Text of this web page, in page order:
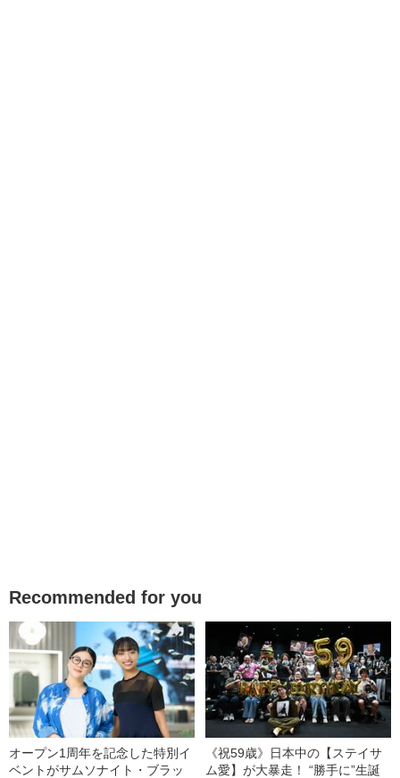
Recommended for you
オープン1周年を記念した特別イ
ベントがサムソナイト・ブラッ
《祝59歳》日本中の【ステイサ
ム愛】が大暴走！ “勝手に”生誕